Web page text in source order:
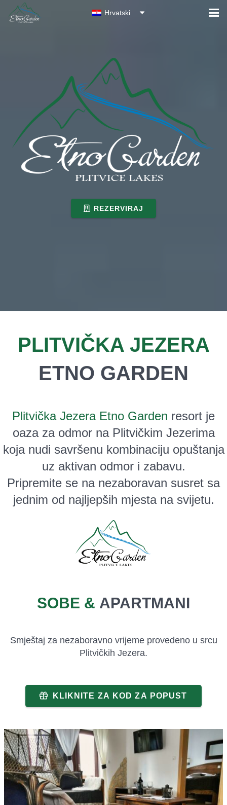
Hrvatski
REZERVIRAJ
PLITVIČKA JEZERA
ETNO GARDEN
Plitvička Jezera Etno Garden resort je
oaza za odmor na Plitvičkim Jezerima
koja nudi savršenu kombinaciju opuštanja
uz aktivan odmor i zabavu.
Pripremite se na nezaboravan susret sa
jednim od najljepših mjesta na svijetu.
SOBE & APARTMANI
Smještaj za nezaboravno vrijeme provedeno u srcu
Plitvičkih Jezera.
KLIKNITE ZA KOD ZA POPUST